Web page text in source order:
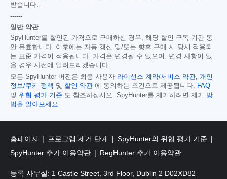
받습니다.
------
일반 약관
SpyHunter를 할인된 가격으로 구매하신 경우, 해당 할인 구독 기간 동
안 유효합니다. 이후에는 자동 갱신 및/또는 향후 구매 시 당시 적용되
는 표준 가격이 적용됩니다. 가격은 변경될 수 있으며, 변경 사항이 있
을 경우 사전에 알려드리겠습니다.
모든 SpyHunter 버전은 최종 사용자 라이선스 계약/서비스 약관, 개인
정보/쿠키 정책 및 할인 약관 에 동의하는 조건으로 제공됩니다. FAQ
및 위협 평가 기준 도 참조하십시오. SpyHunter를 제거하려면 제거 방
법을 알아보세요.
홈페이지 프로그램 제거 단계
SpyHunter의 위협 평가 기준
SpyHunter 추가 이용약관
RegHunter 추가 이용약관
등록 사무실: 1 Castle Street, 3rd Floor, Dublin 2 D02XD82